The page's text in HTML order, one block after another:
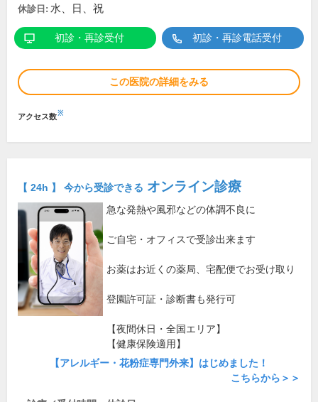
休診日: 水、日、祝
初診・再診受付 初診・再診電話受付
この医院の詳細をみる
アクセス数※
【 24h 】 今から受診できる オンライン診療
急な発熱や風邪などの体調不良に
ご自宅・オフィスで受診出来ます
お薬はお近くの薬局、宅配便でお受け取り
登園許可証・診断書も発行可
【夜間休日・全国エリア】
【健康保険適用】
【アレルギー・花粉症専門外来】はじめました！
こちらから＞＞